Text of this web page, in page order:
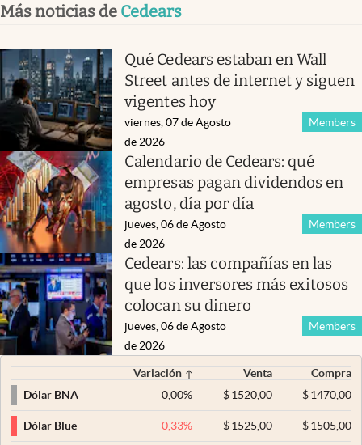
Más noticias de Cedears
Qué Cedears estaban en Wall
Street antes de internet y siguen
vigentes hoy
Members
viernes, 07 de Agosto
de 2026
Calendario de Cedears: qué
empresas pagan dividendos en
agosto, día por día
Members
jueves, 06 de Agosto
de 2026
Cedears: las compañías en las
que los inversores más exitosos
colocan su dinero
Members
jueves, 06 de Agosto
de 2026
Variación Venta
Compra
Dólar BNA
0,00% $ 1520,00 $1470,00
Dólar Blue -0,33% $ 1525,00 $1505,00